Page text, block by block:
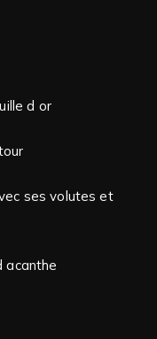
d or
ses volutes et
acanthe